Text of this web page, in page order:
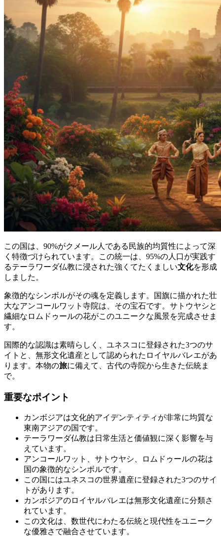
この国は、90%がクメール人である民族的均質性によって深
く特徴づけられています。この統一は、95%の人口が実践す
るテーラワーダ仏教に浸された強くてたくましい文化を形成
しました。
象徴的なシンボルがその魂を定義します。国旗に描かれた壮
大なアンコールワット寺院は、その宝石です。サトウヤシと
繊細なロムドゥールの花がこのユニークな風景を完成させま
す。
国際的な認識は素晴らしく、ユネスコに登録された3つのサ
イトと、無形文化遺産として認められたロイヤルバレエがあ
ります。本物の旅に備えて、古代の寺院から生きた伝統ま
で。
重要なポイント
カンボジアは文化的アイデンティティが非常に均質な
東南アジアの国です。
テーラワーダ仏教は日常生活と価値観に深く影響を与
えています。
アンコールワット、サトウヤシ、ロムドゥールの花は
国の象徴的なシンボルです。
この国にはユネスコの世界遺産に登録された3つのサイ
トがあります。
カンボジアのロイヤルバレエは無形文化遺産に分類さ
れています。
この文化は、数世代にわたる伝統と現代性をユニーク
な優雅さで融合させています。